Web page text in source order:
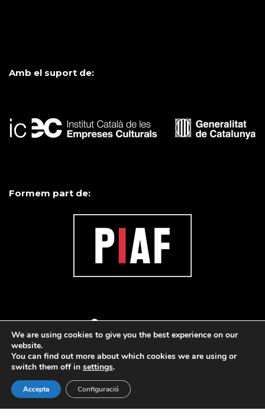
Amb el suport de:
Formem part de:
We are using cookies to give you the best experience on our
website.
You can find out more about which cookies we are using or
switch them off in settings.
Accepta Configuració